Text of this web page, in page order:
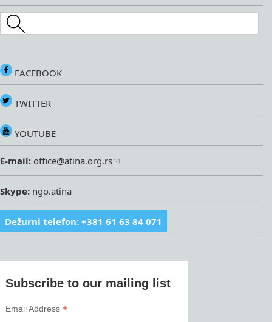
Search this site
FACEBOOK
TWITTER
YOUTUBE
E-mail: office@atina.org.rs
Skype: ngo.atina
Dežurni telefon: +381 61 63 84 071
Subscribe to our mailing list
Email Address*